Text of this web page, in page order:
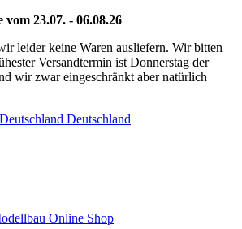
23.07. - 06.08.26
leider keine Waren ausliefern. Wir bitten
Versandtermin ist Donnerstag der
wir zwar eingeschränkt aber natürlich
Deutschland